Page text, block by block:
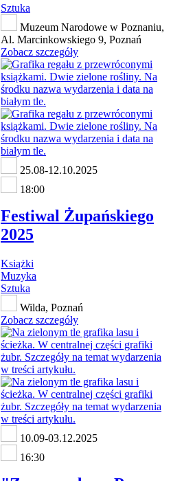
Sztuka
Muzeum Narodowe w Poznaniu,
Al. Marcinkowskiego 9, Poznań
Zobacz szczegóły
25.08-12.10.2025
18:00
Festiwal Żupańskiego
2025
Książki
Muzyka
Sztuka
Wilda, Poznań
Zobacz szczegóły
10.09-03.12.2025
16:30